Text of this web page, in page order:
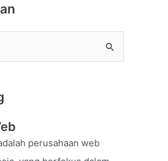
perusahaan web